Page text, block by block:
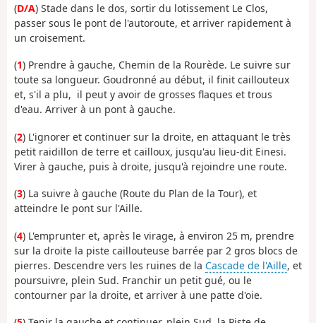
(D/A) Stade dans le dos, sortir du lotissement Le Clos,
passer sous le pont de l'autoroute, et arriver rapidement à
un croisement.
(1) Prendre à gauche, Chemin de la Rourède. Le suivre sur
toute sa longueur. Goudronné au début, il finit caillouteux
et, s'il a plu, il peut y avoir de grosses flaques et trous
d'eau. Arriver à un pont à gauche.
(2) L'ignorer et continuer sur la droite, en attaquant le très
petit raidillon de terre et cailloux, jusqu'au lieu-dit Einesi.
Virer à gauche, puis à droite, jusqu'à rejoindre une route.
(3) La suivre à gauche (Route du Plan de la Tour), et
atteindre le pont sur l'Aille.
(4) L'emprunter et, après le virage, à environ 25 m, prendre
sur la droite la piste caillouteuse barrée par 2 gros blocs de
pierres. Descendre vers les ruines de la Cascade de l'Aille, et
poursuivre, plein Sud. Franchir un petit gué, ou le
contourner par la droite, et arriver à une patte d'oie.